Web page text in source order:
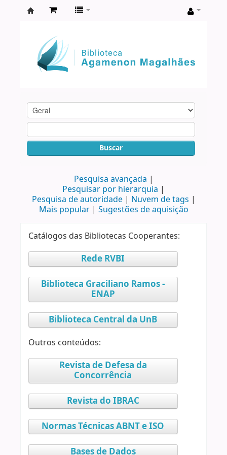
Agamenon
Magalhães
Buscar
Pesquisa avançada
Pesquisar por hierarquia
Pesquisa de autoridade
Nuvem de tags
Mais popular
Sugestões de aquisição
Catálogos das Bibliotecas Cooperantes:
Rede RVBI
Biblioteca Graciliano Ramos -
ENAP
Biblioteca Central da UnB
Outros conteúdos:
Revista de Defesa da
Concorrência
Revista do IBRAC
Normas Técnicas ABNT e ISO
Bases de Dados